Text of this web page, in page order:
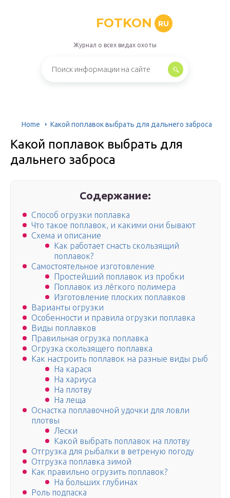
FOTKON RU
Журнал о всех видах охоты
Home Какой поплавок выбрать для дальнего заброса
Какой поплавок выбрать для
дальнего заброса
Содержание:
Способ огрузки поплавка
Что такое поплавок, и какими они бывают
Схема и описание
Как работает снасть скользящий
поплавок?
Самостоятельное изготовление
Простейший поплавок из пробки
Поплавок из лёгкого полимера
Изготовление плоских поплавков
Варианты огрузки
Особенности и правила огрузки поплавка
Виды поплавков
Правильная огрузка поплавка
Огрузка скользящего поплавка
Как настроить поплавок на разные виды рыб
На карася
На хариуса
На плотву
На леща
Оснастка поплавочной удочки для ловли
плотвы
Лески
Какой выбрать поплавок на плотву
Отгрузка для рыбалки в ветреную погоду
Отгрузка поплавка зимой
Как правильно огрузить поплавок?
На больших глубинах
Роль подпаска